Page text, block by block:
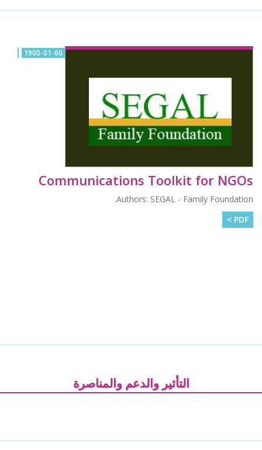
1900-01-00
Communications Toolkit for NGOs
Authors: SEGAL - Family Foundation.
PDF >
التأثير والدعم والمناصرة